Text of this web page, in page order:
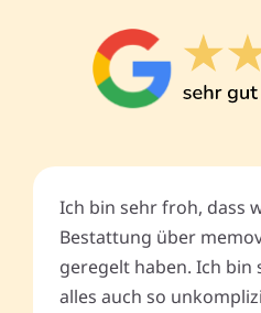
Ich bin sehr froh, dass
Bestattung über
geregelt haben. Ich bin
alles auch so